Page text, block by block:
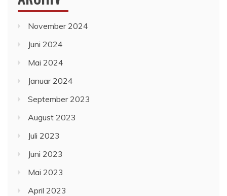
November 2024
Juni 2024
Mai 2024
Januar 2024
September 2023
August 2023
Juli 2023
Juni 2023
Mai 2023
April 2023